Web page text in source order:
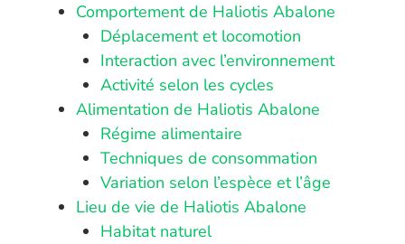
Comportement de Haliotis Abalone
Déplacement et locomotion
Interaction avec l’environnement
Activité selon les cycles
Alimentation de Haliotis Abalone
Régime alimentaire
Techniques de consommation
Variation selon l’espèce et l’âge
Lieu de vie de Haliotis Abalone
Habitat naturel